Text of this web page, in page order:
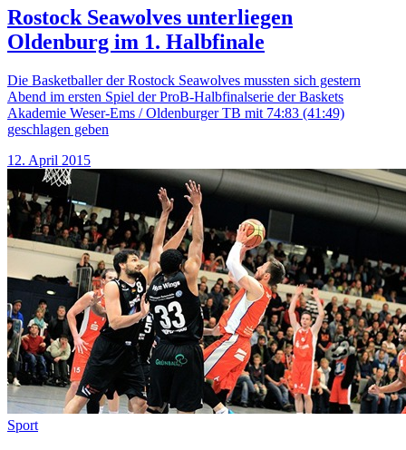
Rostock Seawolves unterliegen
Oldenburg im 1. Halbfinale
Die Basketballer der Rostock Seawolves mussten sich gestern
Abend im ersten Spiel der ProB-Halbfinalserie der Baskets
Akademie Weser-Ems / Oldenburger TB mit 74:83 (41:49)
geschlagen geben
12. April 2015
Sport